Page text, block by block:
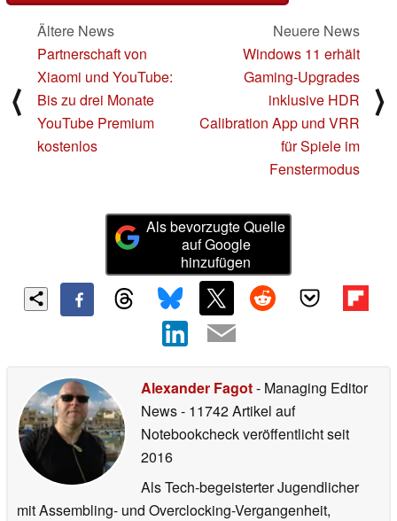
⟨
Ältere News
Partnerschaft von
Xiaomi und YouTube:
Bis zu drei Monate
YouTube Premium
kostenlos
Neuere News
Windows 11 erhält
Gaming-Upgrades
inklusive HDR
Calibration App und VRR
für Spiele im
Fenstermodus
⟩
Als bevorzugte Quelle
auf Google
hinzufügen
Alexander Fagot- Managing Editor
News- 11742 Artikel auf
Notebookcheck veröffentlichtseit
2016
Als Tech-begeisterter Jugendlicher
mit Assembling- und Overclocking-Vergangenheit,